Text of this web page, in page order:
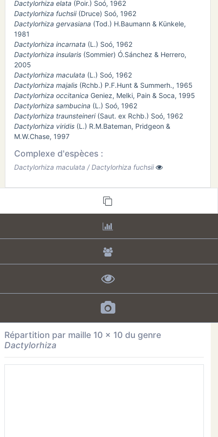
Dactylorhiza elata (Poir.) Soó, 1962
Dactylorhiza fuchsii(Druce) Soó, 1962
Dactylorhiza gervasiana (Tod.) H.Baumann & Künkele,
1981
Dactylorhiza incarnata (L.) Soó, 1962
Dactylorhiza insularis(Sommier) Ó.Sánchez & Herrero,
2005
Dactylorhiza maculata (L.) Soó, 1962
Dactylorhiza majalis(Rchb.) P.F.Hunt & Summerh., 1965
Dactylorhiza occitanica Geniez, Melki, Pain & Soca, 1995
Dactylorhiza sambucina (L.) Soó, 1962
Dactylorhiza traunsteineri(Saut. ex Rchb.) Soó, 1962
Dactylorhiza viridis(L.) R.M.Bateman, Pridgeon &
M.W.Chase, 1997
Complexe d'espèces :
Dactylorhiza maculata / Dactylorhiza fuchsii
Répartition par maille 10 x 10 du genre
Dactylorhiza